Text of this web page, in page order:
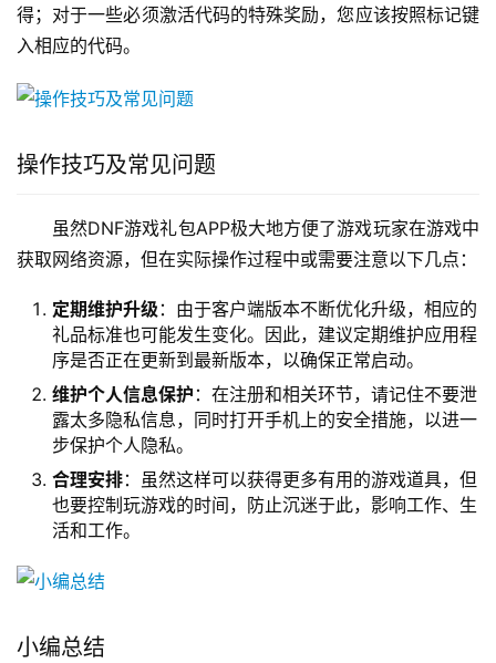
得；对于一些必须激活代码的特殊奖励，您应该按照标记键
入相应的代码。
操作技巧及常见问题
虽然DNF游戏礼包APP极大地方便了游戏玩家在游戏中
获取网络资源，但在实际操作过程中或需要注意以下几点：
定期维护升级 ：由于客户端版本不断优化升级，相应的
礼品标准也可能发生变化。因此，建议定期维护应用程
序是否正在更新到最新版本，以确保正常启动。
维护个人信息保护 ：在注册和相关环节，请记住不要泄
露太多隐私信息，同时打开手机上的安全措施，以进一
步保护个人隐私。
合理安排：虽然这样可以获得更多有用的游戏道具，但
也要控制玩游戏的时间，防止沉迷于此，影响工作、生
活和工作。
小编总结